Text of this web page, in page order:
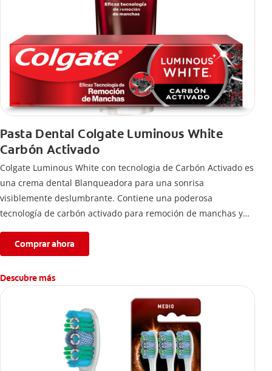
Pasta Dental Colgate Luminous White
Carbón Activado
Colgate Luminous White con tecnologia de Carbón Activado es
una crema dental Blanqueadora para una sonrisa
visiblemente deslumbrante. Contiene una poderosa
tecnología de carbón activado para remoción de manchas y
Comprar ahora
Descubre más